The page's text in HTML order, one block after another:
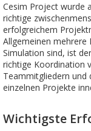
Cesim Project wurde
richtige
erfolgreichem
Allgemeinen mehrere
Simulation sind, ist
richtige Koordination
Teammitgliedern und
einzelnen Projekte
Wichtigste